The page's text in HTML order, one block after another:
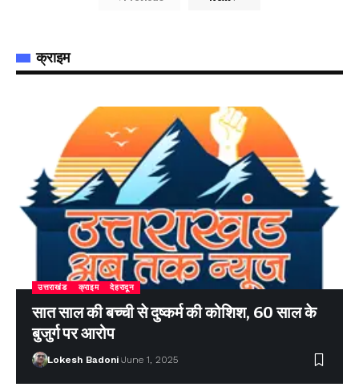
क्राइम
उत्तराखंड क्राइम देहरादून
सात साल की बच्ची से दुष्कर्म की कोशिश, 60 साल के
बुजुर्ग पर आरोप
Lokesh Badoni June 1, 2025